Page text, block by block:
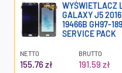
WYŚWIETLACZ
GALAXY J5
19466B GH97-
SERVICE PACK
NETTO
155.76 zł
BRUTTO
191.59 zł